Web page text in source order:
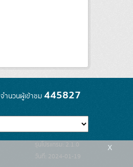
จำนวนผู้เข้าชม 445827
รุ่นโปรแกรม: 2.1.0
วันที่: 2024-01-19
x